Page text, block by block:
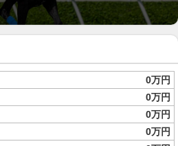
0万円
0万円
0万円
0万円